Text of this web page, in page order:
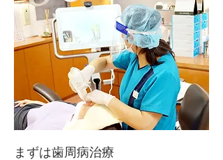
まずは歯周病治療